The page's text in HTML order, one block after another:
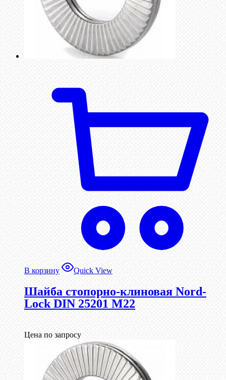
В корзину Quick View
Шайба стопорно-клиновая Nord-
Lock DIN 25201 М22
Цена по запросу